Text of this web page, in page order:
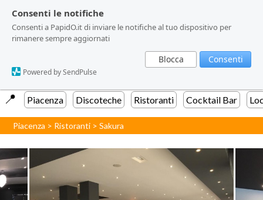
Consenti le notifiche
Consenti a PapidO.it di inviare le notifiche al tuo dispositivo per
rimanere sempre aggiornati
Blocca Consenti
Powered by SendPulse
Consenti le notifiche
Consenti a PapidO.it di inviare le notifiche al tuo dispositivo per
rimanere sempre aggiornati
Blocca Consenti
Powered by SendPulse
📍️ Piacenza Discoteche Ristoranti Cocktail Bar
Piacenza > Ristoranti >Sakura